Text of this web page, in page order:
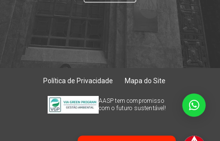
Política de Privacidade Mapa do Site
AASP tem compromisso
com o futuro sustentável!